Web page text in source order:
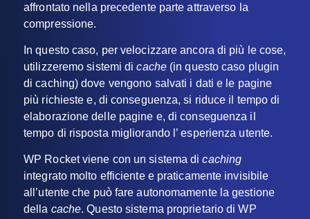
affrontato nella precedente parte attraverso la
compressione.
In questo caso, per velocizzare ancora di più le cose,
utilizzeremo sistemi dicache (in questo caso plugin
di caching) dove vengono salvati i dati e le pagine
più richieste e, di conseguenza, si riduce il tempo di
elaborazione delle pagine e, di conseguenza il
tempo di risposta migliorando l’ esperienza utente.
WP Rocket viene con un sistema dicaching
integrato molto efficiente e praticamente invisibile
all’utente che può fare autonomamente la gestione
della cache. Questo sistema proprietario di WP